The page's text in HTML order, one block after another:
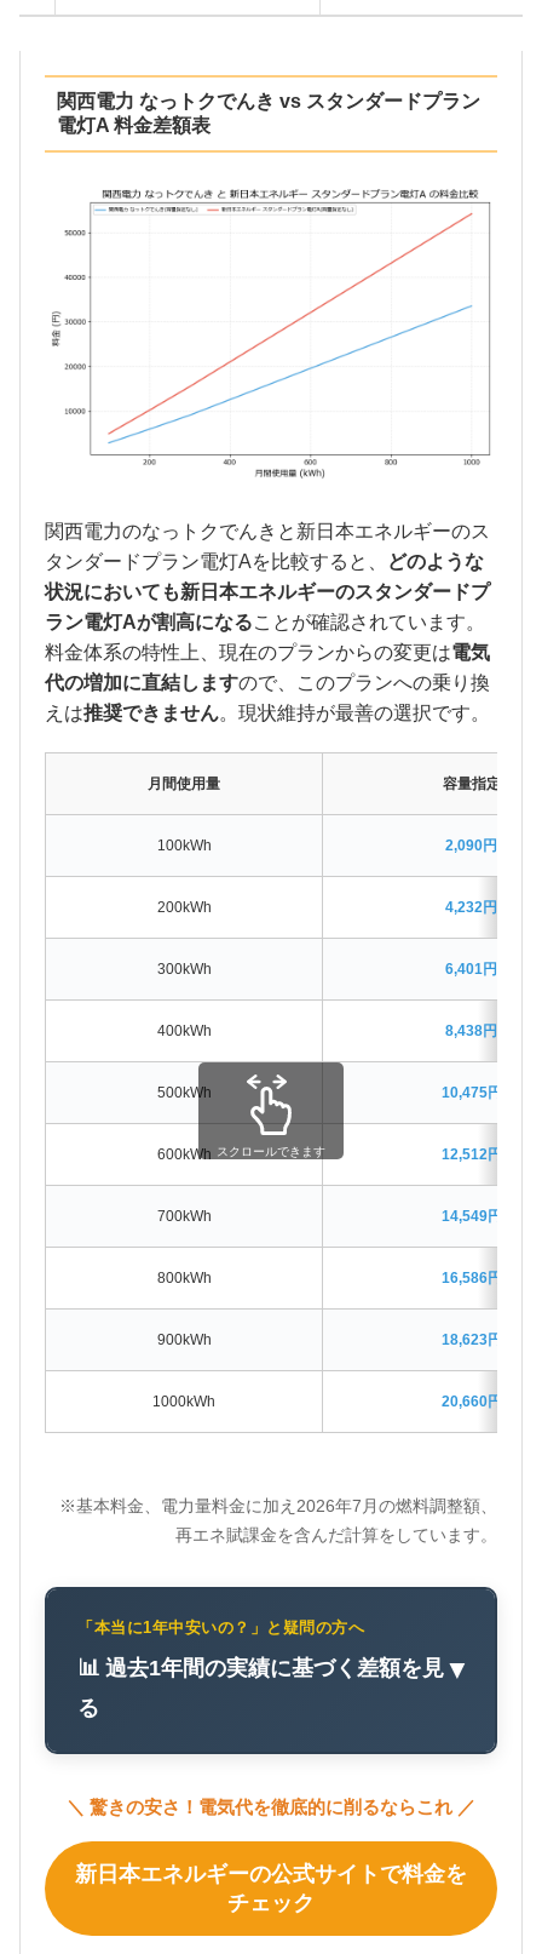
関西電力 なっトクでんき vs スタンダードプラン
電灯A 料金差額表
関西電力のなっトクでんきと新日本エネルギーのス
タンダードプラン電灯Aを比較すると、
どのような
状況においても新日本エネルギーのスタンダードプ
ラン電灯Aが割高になることが確認されています。
料金体系の特性上、現在のプランからの変更は電気
代の増加に直結しますので、このプランへの乗り換
えは推奨できません。現状維持が最善の選択です。
月間使用量 容量指定なし
100kWh 2,090円割高
200kWh 4,232円割高
300kWh 6,401円割高
400kWh 8,438円割高
500kWh 10,475円割高
600kWh 12,512円割高
700kWh 14,549円割高
800kWh 16,586円割高
900kWh 18,623円割高
1000kWh 20,660円割高
スクロールできます
※基本料金、電力量料金に加え2026年7月の燃料調整額、
再エネ賦課金を含んだ計算をしています。
「本当に1年中安いの？」と疑問の方へ
📊 過去1年間の実績に基づく差額を見
る
▼
＼ 驚きの安さ！電気代を徹底的に削るならこれ ／
新日本エネルギーの公式サイトで料金を
チェック